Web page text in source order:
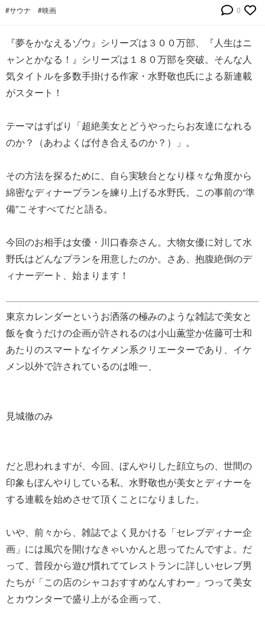
#サウナ #映画 0
『夢をかなえるゾウ』シリーズは３００万部、『人生はニ
ャンとかなる！』シリーズは１８０万部を突破。そんな人
気タイトルを多数手掛ける作家・水野敬也氏による新連載
がスタート！
テーマはずばり「超絶美女とどうやったらお友達になれる
のか？（あわよくば付き合えるのか？）」。
その方法を探るために、自ら実験台となり様々な角度から
綿密なディナープランを練り上げる水野氏。この事前の“準
備”こそすべてだと語る。
今回のお相手は女優・川口春奈さん。大物女優に対して水
野氏はどんなプランを用意したのか。さあ、抱腹絶倒のデ
ィナーデート、始まります！
東京カレンダーというお洒落の極みのような雑誌で美女と
飯を食うだけの企画が許されるのは小山薫堂か佐藤可士和
あたりのスマートなイケメン系クリエーターであり、イケ
メン以外で許されているのは唯一、
見城徹のみ
だと思われますが、今回、ぼんやりした顔立ちの、世間の
印象もぼんやりしている私、水野敬也が美女とディナーを
する連載を始めさせて頂くことになりました。
いや、前々から、雑誌でよく見かける「セレブディナー企
画」には風穴を開けなきゃいかんと思ってたんですよ。だ
って、普段から遊び慣れててレストランに詳しいセレブ男
たちが「この店のシャコおすすめなんすわー」つって美女
とカウンターで盛り上がる企画って、